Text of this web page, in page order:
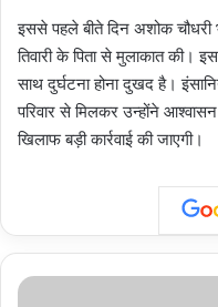
इससे पहले बीते दिन अशोक चौधरी
तिवारी के पिता से मुलाकात की।
साथ दुर्घटना होना दुखद है।
परिवार से मिलकर उन्होंने
खिलाफ बड़ी कार्रवाई की जाएगी।
Uttar